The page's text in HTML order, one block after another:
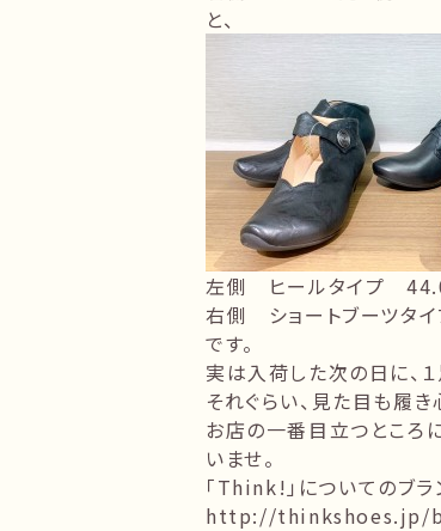
と、
左側 ヒールタイプ
右側 ショートブーツタ
です。
実は入荷した次の日に、
それぐらい、見た目も履
お店の一番目立つところ
いませ。
「Think!」についてのブラ
http://thinkshoes.jp/